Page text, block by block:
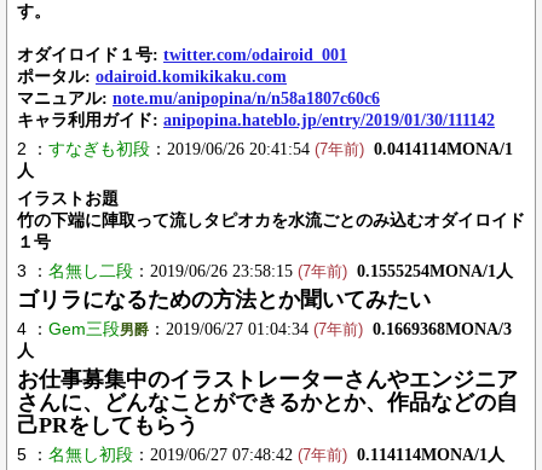
す。
オダイロイド１号: twitter.com/odairoid_001
ポータル: odairoid.komikikaku.com
マニュアル: note.mu/anipopina/n/n58a1807c60c6
キャラ利用ガイド: anipopina.hateblo.jp/entry/2019/01/30/111142
2 ： すなぎも初段 ：2019/06/26 20:41:54 (7年前) 0.0414114MONA/1
人
イラストお題
竹の下端に陣取って流しタピオカを水流ごとのみ込むオダイロイド
１号
3 ： 名無し二段 ：2019/06/26 23:58:15 (7年前) 0.1555254MONA/1人
ゴリラになるための方法とか聞いてみたい
4 ： Gem三段男爵 ：2019/06/27 01:04:34 (7年前) 0.1669368MONA/3
人
お仕事募集中のイラストレーターさんやエンジニア
さんに、どんなことができるかとか、作品などの自
己PRをしてもらう
5 ： 名無し初段 ：2019/06/27 07:48:42 (7年前) 0.114114MONA/1人